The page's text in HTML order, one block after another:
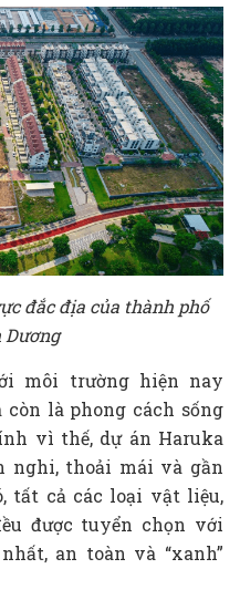
đắc địa của thành phố
Dương
môi trường hiện nay
là phong cách sống
vì thế, dự án Haruka
nghi, thoải mái và gần
tất cả các loại vật liệu,
được tuyển chọn với
an toàn và “xanh”